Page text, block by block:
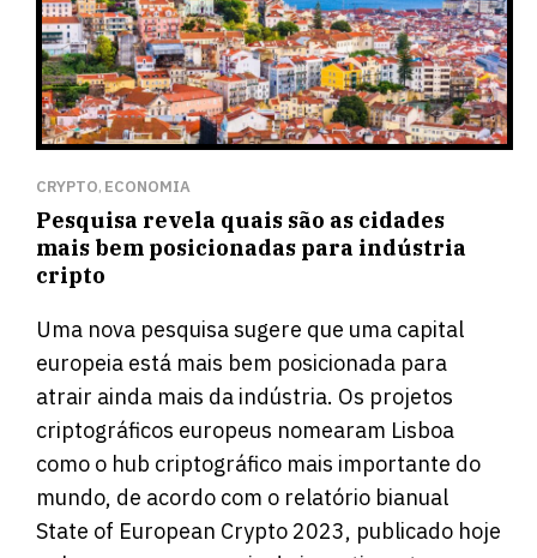
CRYPTO, ECONOMIA
Pesquisa revela quais são as cidades
mais bem posicionadas para indústria
cripto
Uma nova pesquisa sugere que uma capital
europeia está mais bem posicionada para
atrair ainda mais da indústria. Os projetos
criptográficos europeus nomearam Lisboa
como o hub criptográfico mais importante do
mundo, de acordo com o relatório bianual
State of European Crypto 2023, publicado hoje